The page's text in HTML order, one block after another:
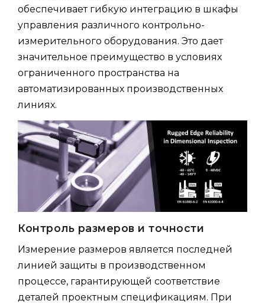
обеспечивает гибкую интеграцию в шкафы
управления различного контрольно-
измерительного оборудования. Это дает
значительное преимущество в условиях
ограниченного пространства на
автоматизированных производственных
линиях.
Контроль размеров и точности
Измерение размеров является последней
линией защиты в производственном
процессе, гарантирующей соответствие
деталей проектным спецификациям. При